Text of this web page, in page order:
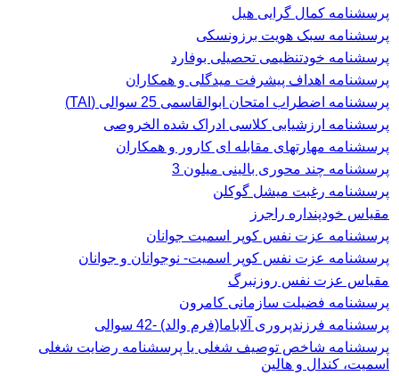
پرسشنامه کمال گرایی هیل
پرسشنامه سبک هویت برزونسکی
پرسشنامه خودتنظیمی تحصیلی بوفارد
پرسشنامه اهداف پیشرفت میدگلی و همکاران
پرسشنامه اضطراب امتحان ابوالقاسمی 25 سوالی (TAI)
پرسشنامه ارزشیابی کلاسی ادراک شده الخروصی
پرسشنامه مهارتهای مقابله ای کارور و همکاران
پرسشنامه چند محوری بالینی میلون 3
پرسشنامه رغبت ميشل گوكلن
مقیاس خودپنداره راجرز
پرسشنامه عزت نفس كوپر اسميت جوانان
پرسشنامه عزت نفس کوپر اسمیت- نوجوانان و جوانان
مقیاس عزت نفس روزنبرگ
پرسشنامه فضیلت سازمانی کامرون
پرسشنامه فرزندپروری آلاباما(فرم والد) -42 سوالی
پرسشنامه شاخص توصیف شغلی یا پرسشنامه رضایت شغلی
اسميت، كندال و هالين